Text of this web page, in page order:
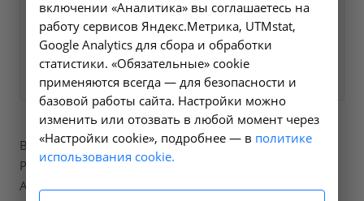
вопросы.
Заказать услугу
В нашей больнице вы можете пройти процедуры
Рентгенография глазницы, код по справочнику
A06.26.001.
включении «Аналитика» вы соглашаетесь на
работу сервисов Яндекс.Метрика, UTMstat,
Google Analytics для сбора и обработки
статистики. «Обязательные» cookie
применяются всегда — для безопасности и
базовой работы сайта. Настройки можно
изменить или отозвать в любой момент через
«Настройки cookie», подробнее — в политике
использования cookie.